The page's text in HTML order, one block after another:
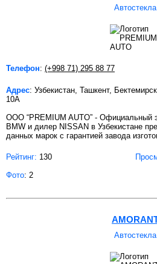
Автостекла
Телефон: (+998 71) 295 88 77
Адрес: Узбекистан, Ташкент,
10А
OOO “PREMIUM AUTO” - Официальный
BMW и дилер NISSAN в Узбекистане
данных марок с гарантией завода
Рейтинг: 130
Фото: 2
Автостекла